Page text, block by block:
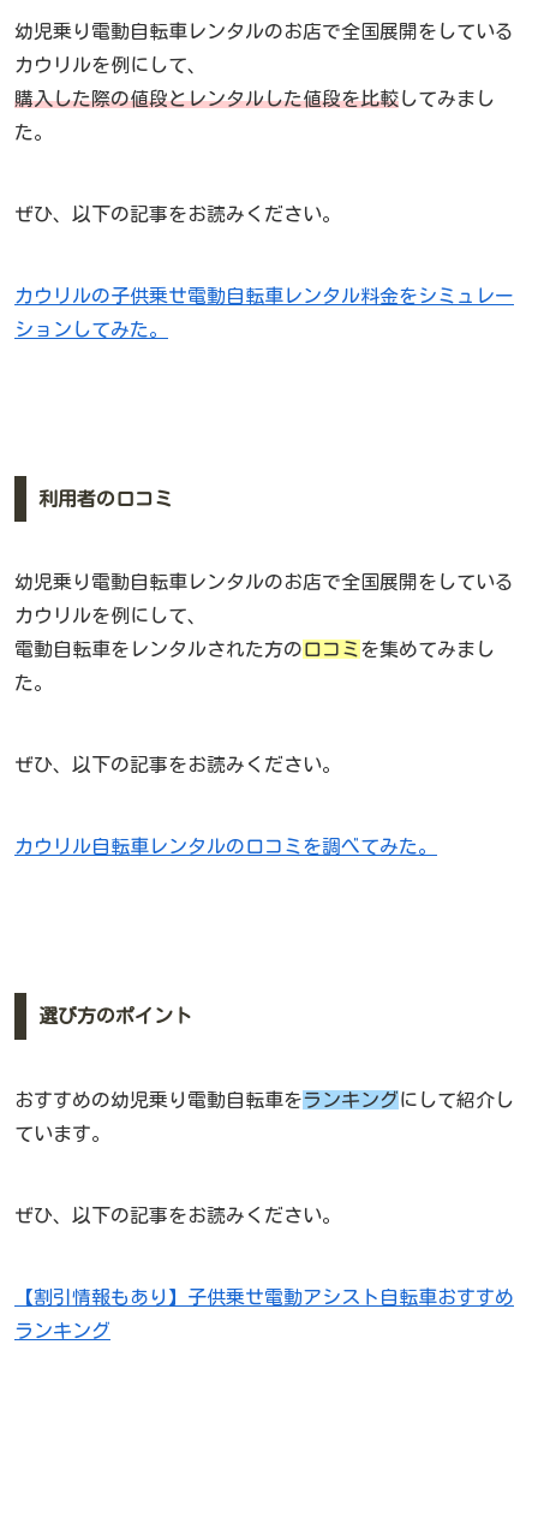
幼児乗り電動自転車レンタルのお店で全国展開をしている
カウリルを例にして、
購入した際の値段とレンタルした値段を比較してみまし
た。
ぜひ、以下の記事をお読みください。
カウリルの子供乗せ電動自転車レンタル料金をシミュレー
ションしてみた。
利用者の口コミ
幼児乗り電動自転車レンタルのお店で全国展開をしている
カウリルを例にして、
電動自転車をレンタルされた方の口コミ を集めてみまし
た。
ぜひ、以下の記事をお読みください。
カウリル自転車レンタルの口コミを調べてみた。
選び方のポイント
おすすめの幼児乗り電動自転車をランキングにして紹介し
ています。
ぜひ、以下の記事をお読みください。
【割引情報もあり】子供乗せ電動アシスト自転車おすすめ
ランキング